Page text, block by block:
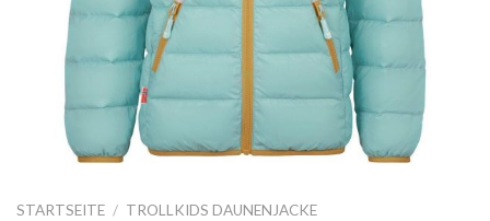
STARTSEITE / TROLLKIDS DAUNENJACKE